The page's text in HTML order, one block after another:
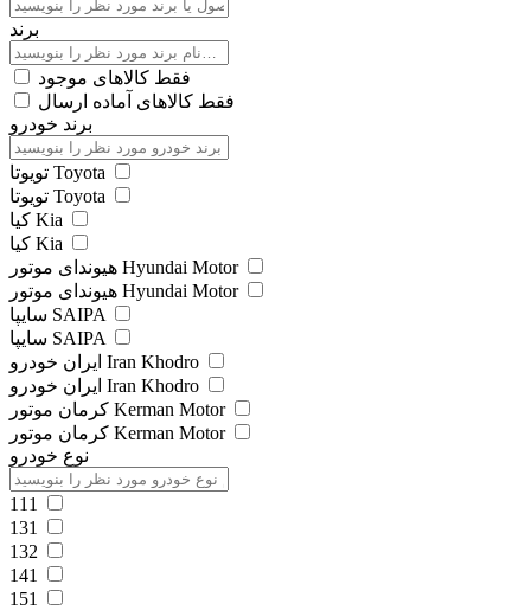
برند
فقط کالاهای موجود
فقط کالاهای آماده ارسال
برند خودرو
تویوتا Toyota
تویوتا Toyota
کیا Kia
کیا Kia
هیوندای موتور Hyundai Motor
هیوندای موتور Hyundai Motor
سایپا SAIPA
سایپا SAIPA
ایران خودرو Iran Khodro
ایران خودرو Iran Khodro
کرمان موتور Kerman Motor
کرمان موتور Kerman Motor
نوع خودرو
111
131
132
141
151